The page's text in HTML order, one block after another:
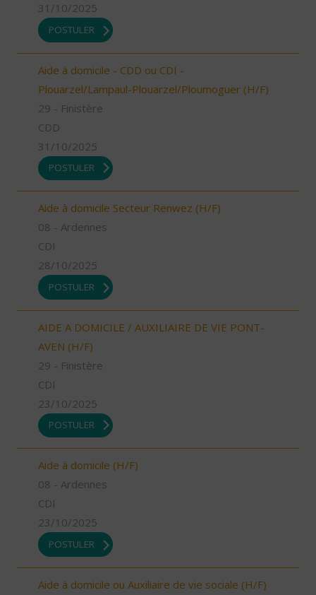
31/10/2025
POSTULER
Aide à domicile - CDD ou CDI -
Plouarzel/Lampaul-Plouarzel/Ploumoguer (H/F)
29 - Finistère
CDD
31/10/2025
POSTULER
Aide à domicile Secteur Renwez (H/F)
08 - Ardennes
CDI
28/10/2025
POSTULER
AIDE A DOMICILE / AUXILIAIRE DE VIE PONT-
AVEN (H/F)
29 - Finistère
CDI
23/10/2025
POSTULER
Aide à domicile (H/F)
08 - Ardennes
CDI
23/10/2025
POSTULER
Aide à domicile ou Auxiliaire de vie sociale (H/F)